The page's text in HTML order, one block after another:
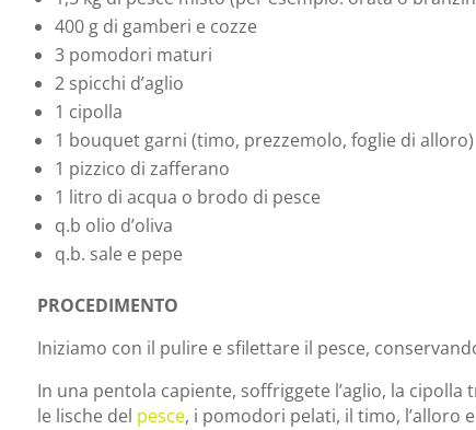
400 g di gamberi e cozze
3 pomodori maturi
2 spicchi d’aglio
1 cipolla
1 bouquet garni (timo, prezzemolo, foglie di alloro)
1 pizzico di zafferano
1 litro di acqua o brodo di pesce
q.b olio d’oliva
q.b. sale e pepe
PROCEDIMENTO
Iniziamo con il pulire e sfilettare il pesce,
In una pentola capiente, soffriggete l’aglio, la
le lische del pesce, i pomodori pelati, il timo, l’alloro